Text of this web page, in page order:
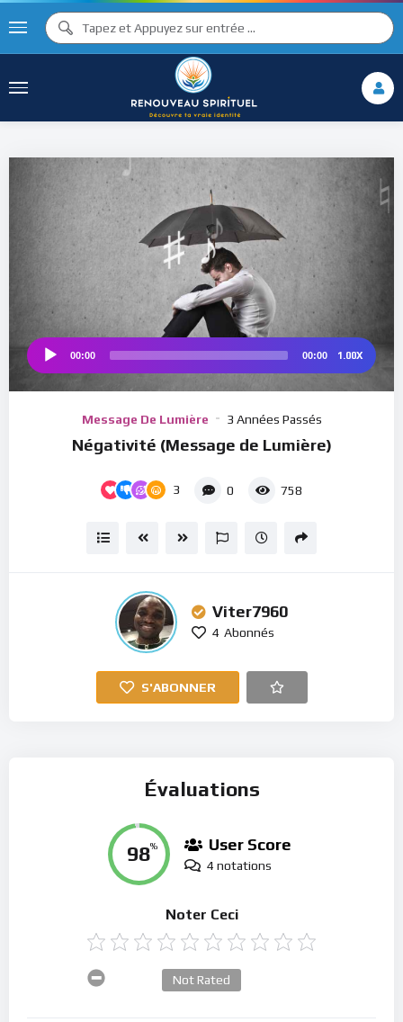
♫ ♩
♩
♯ ♪ ♯ ♬
♫
♮
00:00 00:00 1.00X
Message De Lumière 3 Années Passés
Négativité (Message de Lumière)
3 0 758
Viter7960
4 Abonnés
S'ABONNER
Évaluations
98% User Score
4 notations
Noter Ceci
Not Rated